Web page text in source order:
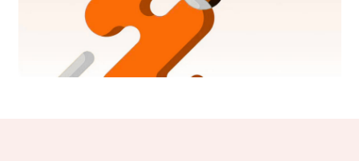
शांति की स्थापना में बाधक है।